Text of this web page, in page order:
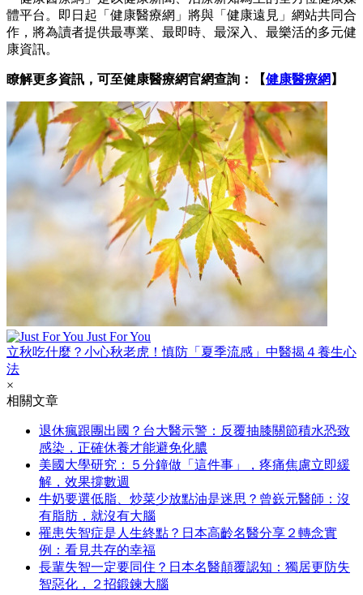
體平台。即日起「健康醫療網」將與「健康遠見」網站共同合
作，將為讀者提供最專業、最即時、最深入、最樂活的多元健
康資訊。
瞭解更多資訊，可至健康醫療網官網查詢：【健康醫療網 】
Just For You
立秋吃什麼？小心秋老虎！慎防「夏季流感」中醫揭４養生心
法
×
相關文章
退休瘋跟團出國？台大醫示警：反覆抽膝關節積水恐致
感染，正確休養才能避免化膿
美國大學研究：５分鐘做「這件事」，疼痛焦慮立即緩
解，效果撐數週
牛奶要選低脂、炒菜少放點油是迷思？曾嶔元醫師：沒
有脂肪，就沒有大腦
罹患失智症是人生終點？日本高齡名醫分享２轉念實
例：看見共存的幸福
長輩失智一定要同住？日本名醫顛覆認知：獨居更防失
智惡化，２招鍛鍊大腦